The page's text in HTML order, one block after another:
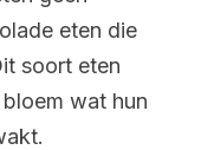
eten die
soort eten
wat hun